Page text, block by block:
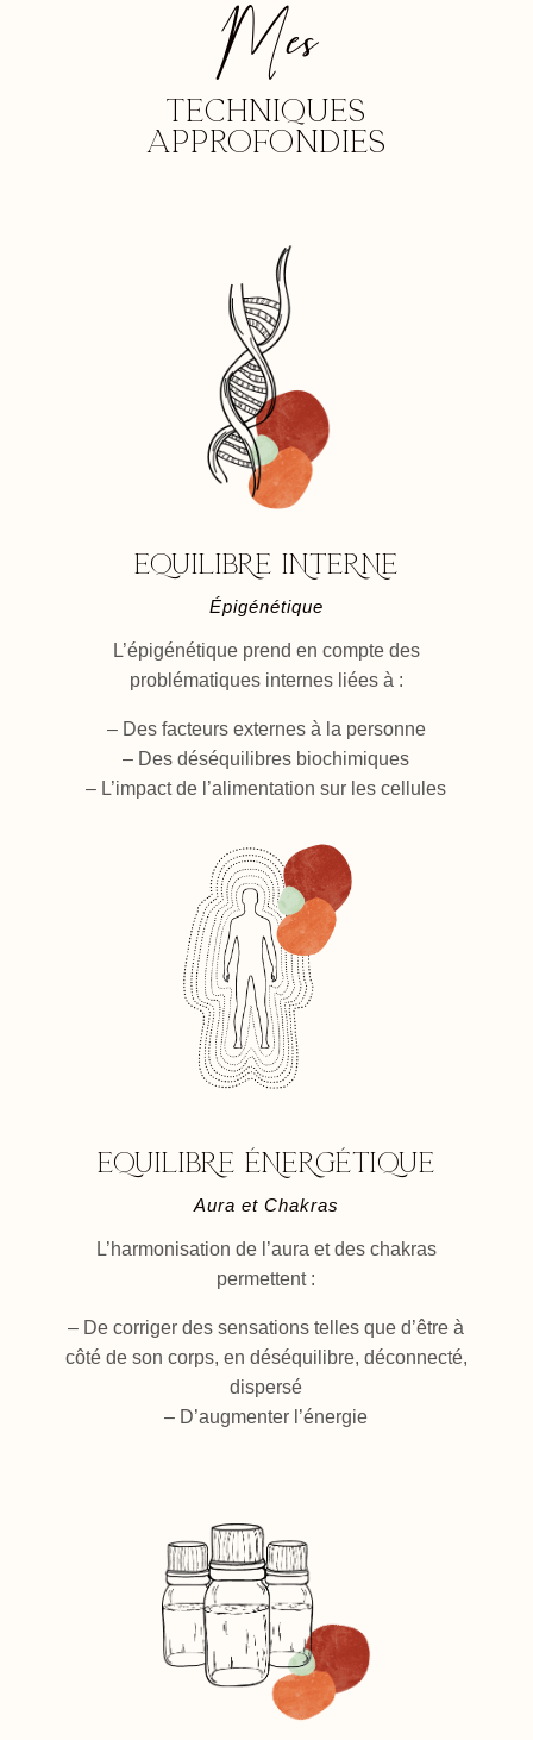
Mes
Techniques
approfondies
EQUILIBRE INTERNE
Épigénétique
L’épigénétique prend en compte des
problématiques internes liées à :
– Des facteurs externes à la personne
– Des déséquilibres biochimiques
– L’impact de l’alimentation sur les cellules
EQUILIBRE ÉNERGÉTIQUE
Aura et Chakras
L’harmonisation de l’aura et des chakras
permettent:
– De corriger des sensations telles que d’être à
côté de son corps, en déséquilibre, déconnecté,
dispersé
– D’augmenter l’énergie